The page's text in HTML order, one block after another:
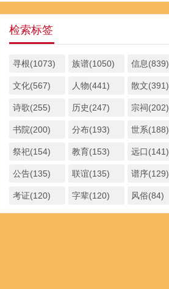
检索标签
寻根(1073) 族谱(1050) 信息(839)
文化(567) 人物(441) 散文(391)
诗歌(255) 历史(247) 宗祠(202)
书院(200) 分布(193) 世系(188)
祭祀(154) 教育(153) 远口(141)
公告(135) 联谊(135) 谱序(129)
考证(120) 字辈(120) 风俗(84)